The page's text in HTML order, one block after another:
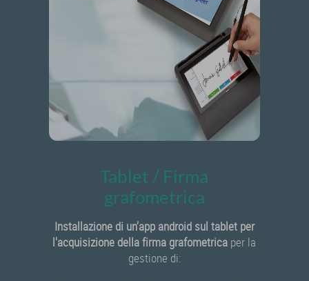
Tablet / Firma
grafometrica
Installazione di un’app android sul tablet per
l'acquisizione della firma grafometrica per la
gestione di: